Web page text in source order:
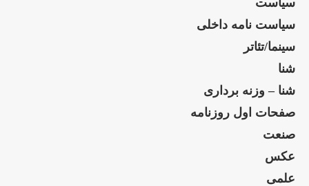
سیاست نامه داخلی
سینما/تئاتر
شنا
شنا – وزنه برداری
صفحات اول روزنامه
صنعت
عکس
علمی